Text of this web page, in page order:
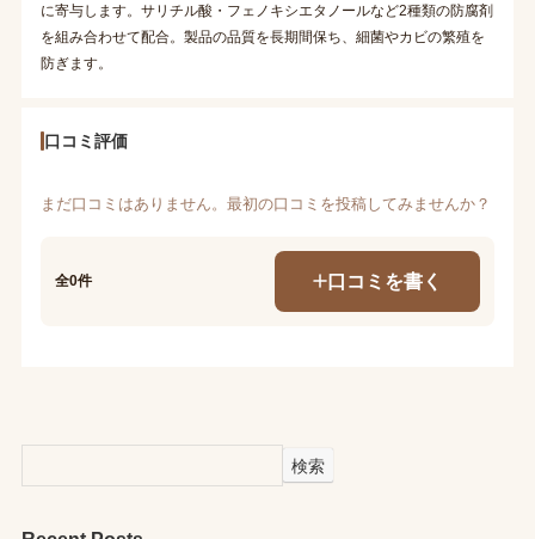
に寄与します。サリチル酸・フェノキシエタノールなど2種類の防腐剤
を組み合わせて配合。製品の品質を長期間保ち、細菌やカビの繁殖を
防ぎます。
口コミ評価
まだ口コミはありません。最初の口コミを投稿してみませんか？
全0件 口コミを書く
検索